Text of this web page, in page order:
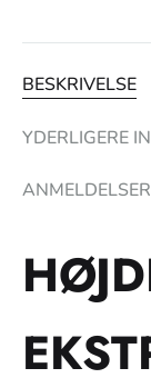
BESKRIVELSE
YDERLIGERE